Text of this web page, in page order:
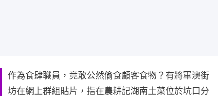
作為食肆職員，竟敢公然偷食顧客食物？有將軍澳街
坊在網上群組貼片，指在農耕記湖南土菜位於坑口分